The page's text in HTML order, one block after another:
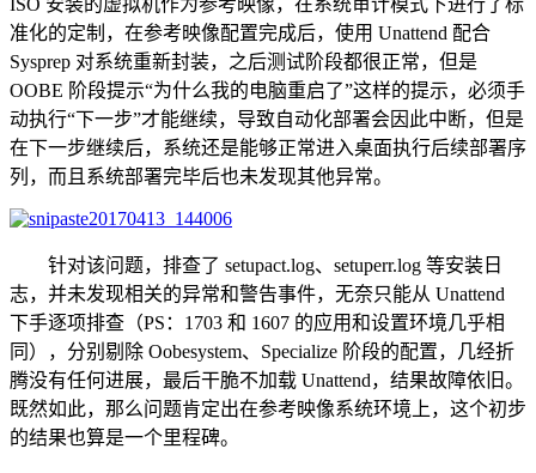
ISO 安装的虚拟机作为参考映像，在系统审计模式下进行了标
准化的定制，在参考映像配置完成后，使用 Unattend 配合
Sysprep 对系统重新封装，之后测试阶段都很正常，但是
OOBE 阶段提示“为什么我的电脑重启了”这样的提示，必须手
动执行“下一步”才能继续，导致自动化部署会因此中断，但是
在下一步继续后，系统还是能够正常进入桌面执行后续部署序
列，而且系统部署完毕后也未发现其他异常。
针对该问题，排查了 setupact.log、setuperr.log 等安装日
志，并未发现相关的异常和警告事件，无奈只能从 Unattend
下手逐项排查（PS：1703 和 1607 的应用和设置环境几乎相
同），分别剔除 Oobesystem、Specialize 阶段的配置，几经折
腾没有任何进展，最后干脆不加载 Unattend，结果故障依旧。
既然如此，那么问题肯定出在参考映像系统环境上，这个初步
的结果也算是一个里程碑。